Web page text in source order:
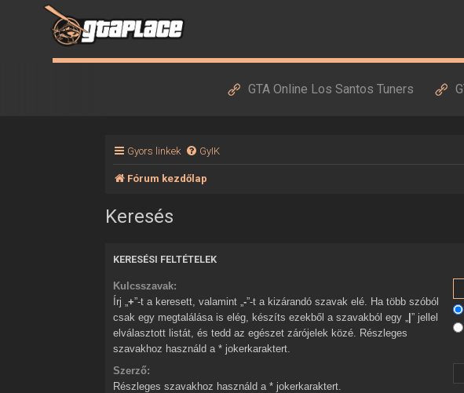
GTA Online Los Santos Tuners
Gyors linkek GyIK
Fórum kezdőlap
Keresés
KERESÉSI FELTÉTELEK
Kulcsszavak:
Írj „+”-t a keresett, valamint „-”-t a kizárandó szavak elé. Ha több szóból
csak egy megtalálása is elég, készíts ezekből a szavakból egy „
|” jellel
elválasztott listát, és tedd az egészet zárójelek közé. Részleges
szavakhoz használd a * jokerkaraktert.
Szerző:
Részleges szavakhoz használd a * jokerkaraktert.